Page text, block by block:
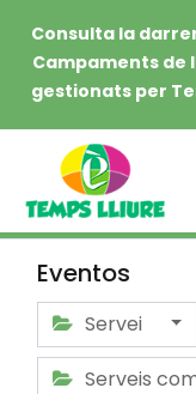
Consulta la
Campaments de
gestionats per
Eventos
Servei
Serveis